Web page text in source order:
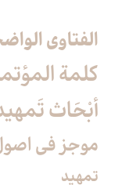
الفتاوی
كلمة
أبْحَاث
موجز في
تمهيد